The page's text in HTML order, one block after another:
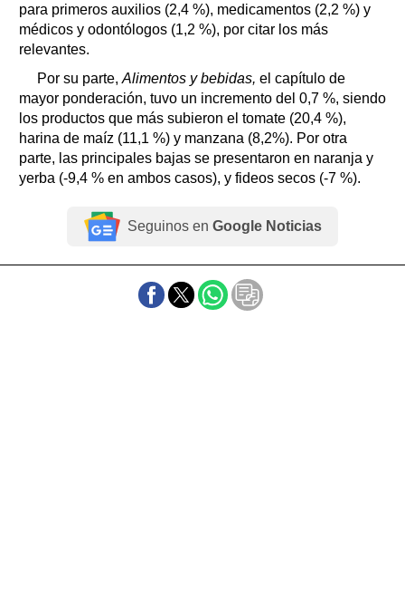
para primeros auxilios (2,4 %), medicamentos (2,2 %) y
médicos y odontólogos (1,2 %), por citar los más
relevantes.
Por su parte, Alimentos y bebidas, el capítulo de
mayor ponderación, tuvo un incremento del 0,7 %, siendo
los productos que más subieron el tomate (20,4 %),
harina de maíz (11,1 %) y manzana (8,2%). Por otra
parte, las principales bajas se presentaron en naranja y
yerba (-9,4 % en ambos casos), y fideos secos (-7 %).
Seguinos en Google Noticias